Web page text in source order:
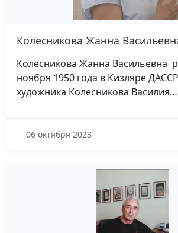
Колесникова Жанна
Колесникова Жанна Васильевна
ноября 1950 года в Кизляре
художника Колесникова Василия…
06 октября 2023